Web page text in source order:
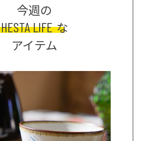
今週の
HESTA LIFE な
アイテム